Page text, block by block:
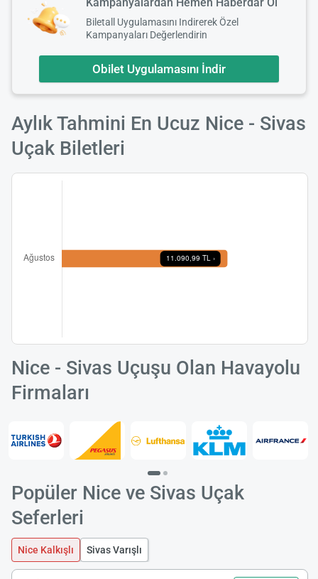
Kampanyalardan Hemen Haberdar Ol
Biletall Uygulamasını Indirerek Özel
Kampanyaları Değerlendirin
Obilet Uygulamasını İndir
Aylık Tahmini En Ucuz Nice - Sivas
Uçak Biletleri
Nice - Sivas Uçuşu Olan Havayolu
Firmaları
Popüler Nice ve Sivas Uçak
Seferleri
Nice Kalkışlı Sivas Varışlı